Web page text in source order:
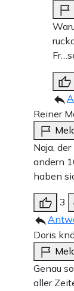
Reiner
Naja,
andern
haben
3
Doris
Genau
aller